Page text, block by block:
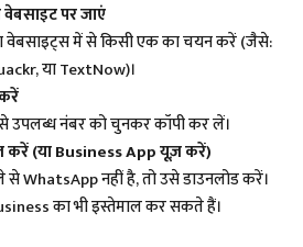
पर जाएं
वेबसाइट्स में से किसी एक का चयन करें (जैसे:
या TextNow)।
उपलब्ध नंबर को चुनकर कॉपी कर लें।
करें (या Business App यूज़ करें)
WhatsApp नहीं है, तो उसे डाउनलोड करें।
का भी इस्तेमाल कर सकते हैं।